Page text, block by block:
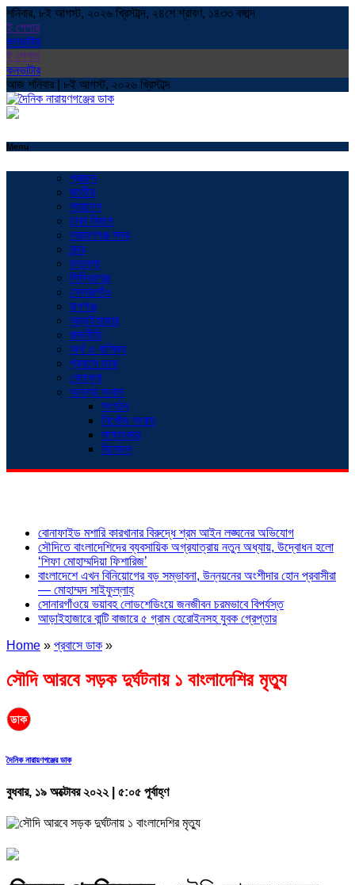
শনিবার, ৮ই আগস্ট, ২০২৬ খ্রিস্টাব্দ, ২৪শে শ্রাবণ, ১৪৩৩ বঙ্গাব্দ
ই পেপার
কনভাটার
ই পেপার
কনভাটার
আজ শনিবার | ৮ই আগস্ট, ২০২৬ খ্রিস্টাব্দ
Menu
প্রচ্ছদ
জাতীয়
সারাদেশ
ঢাকা বিভাগ
নারায়ণগঞ্জ সদর
বন্দর
ফতুল্লা
সিদ্ধিরগঞ্জ
সোনারগাঁও
রূপগঞ্জ
আড়াইহাজার
রাজনীতি
অর্থ ও বাণিজ্য
প্রবাসে ডাক
খেলাধুলা
অনন্যা সংবাদ
সংগঠন
নিখোঁজ সংবাদ
সাক্ষাৎকার
বিনোদন
বোনাফাইড মশারি কারখানার বিরুদ্ধে শ্রম আইন লঙ্ঘনের অভিযোগ
সৌদিতে বাংলাদেশিদের ব্যবসায়িক অগ্রযাত্রায় নতুন অধ্যায়, উদ্বোধন হলো
‘শিফা মোহাম্মদিয়া ফিশারিজ’
বাংলাদেশে এখন বিনিয়োগের বড় সম্ভাবনা, উন্নয়নের অংশীদার হোন প্রবাসীরা
— মোহাম্মদ সাইফুল্লাহ্
সোনারগাঁওয়ে ভয়াবহ লোডশেডিংয়ে জনজীবন চরমভাবে বিপর্যস্ত
আড়াইহাজারে বান্টি বাজারে ৫ গ্রাম হেরোইনসহ যুবক গ্রেপ্তার
Home » প্রবাসে ডাক »
সৌদি আরবে সড়ক দুর্ঘটনায় ১ বাংলাদেশির মৃত্যু
দৈনিক নারায়ণগঞ্জের ডাক
বুধবার, ১৯ অক্টোবর ২০২২ | ৫:০৫ পূর্বাহ্ণ